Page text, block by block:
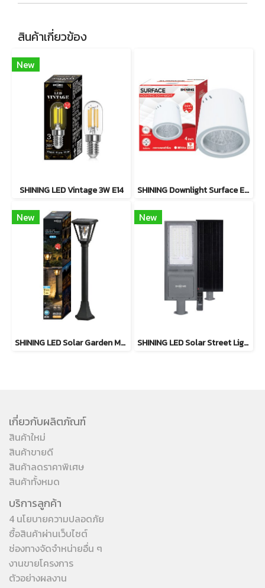
สินค้าเกี่ยวข้อง
New
SHINING LED Vintage 3W E14 SHINING Downlight Surface E27 Base 4นิ้ว สีขาว, สีดำ
New
SHINING LED Solar Garden Magic 2 in 20W
New
SHINING LED Solar Street Light TORUS 200W, 400W แสงสีขาว
เกี่ยวกับผลิตภัณฑ์
สินค้าใหม่
สินค้าขายดี
สินค้าลดราคาพิเศษ
สินค้าทั้งหมด
บริการลูกค้า
4 นโยบายความปลอดภัย
ซื้อสินค้าผ่านเว็บไซต์
ช่องทางจัดจำหน่ายอื่น ๆ
งานขายโครงการ
ตัวอย่างผลงาน